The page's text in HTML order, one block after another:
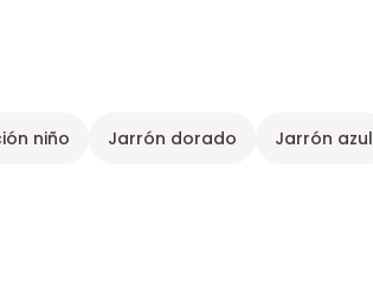
niño Jarrón dorado Jarrón azul